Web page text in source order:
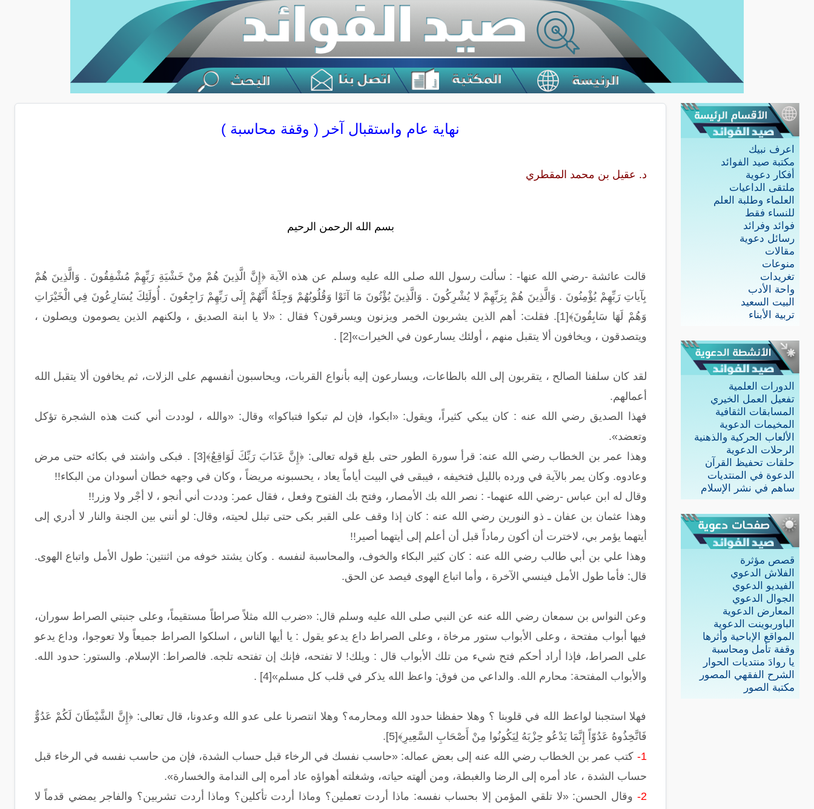
اعرف نبيك
مكتبة صيد الفوائد
أفكار دعوية
ملتقى الداعيات
العلماء وطلبة العلم
للنساء فقط
فوائد وفرائد
رسائل دعوية
مقالات
منوعات
تغريدات
واحة الأدب
البيت السعيد
تربية الأبناء
الدورات العلمية
تفعيل العمل الخيري
المسابقات الثقافية
المخيمات الدعوية
الألعاب الحركية والذهنية
الرحلات الدعوية
حلقات تحفيظ القرآن
الدعوة في المنتديات
ساهم في نشر الإسلام
قصص مؤثرة
الفلاش الدعوي
الفيديو الدعوي
الجوال الدعوي
المعارض الدعوية
الباوربوينت الدعوية
المواقع الإباحية وأثرها
وقفة تأمل ومحاسبة
يا روادَ منتديات الحوار
الشرح الفقهي المصور
مكتبة الصور
نهاية عام واستقبال آخر ( وقفة محاسبة )
د. عقيل بن محمد المقطري
بسم الله الرحمن الرحيم
قالت عائشة -رضي الله عنها- : سألت رسول الله صلى الله عليه وسلم عن هذه الآية ﴿إِنَّ الَّذِينَ هُمْ مِنْ خَشْيَةِ رَبِّهِمْ مُشْفِقُونَ . وَالَّذِينَ هُمْ
بِآياتِ رَبِّهِمْ يُؤْمِنُونَ . وَالَّذِينَ هُمْ بِرَبِّهِمْ لا يُشْرِكُونَ . وَالَّذِينَ يُؤْتُونَ مَا آتَوْا وَقُلُوبُهُمْ وَجِلَةٌ أَنَّهُمْ إِلَى رَبِّهِمْ رَاجِعُونَ . أُولَئِكَ يُسَارِعُونَ فِي الْخَيْرَاتِ
وَهُمْ لَهَا سَابِقُونَ﴾[1]. فقلت: أهم الذين يشربون الخمر ويزنون ويسرقون؟ فقال : «لا يا ابنة الصديق ، ولكنهم الذين يصومون ويصلون ،
ويتصدقون ، ويخافون ألا يتقبل منهم ، أولئك يسارعون في الخيرات»[2] .
لقد كان سلفنا الصالح ، يتقربون إلى الله بالطاعات، ويسارعون إليه بأنواع القربات، ويحاسبون أنفسهم على الزلات، ثم يخافون ألا يتقبل الله
أعمالهم.
فهذا الصديق رضي الله عنه : كان يبكي كثيراً، ويقول: «ابكوا، فإن لم تبكوا فتباكوا» وقال: «والله ، لوددت أني كنت هذه الشجرة تؤكل
وتعضد».
وهذا عمر بن الخطاب رضي الله عنه: قرأ سورة الطور حتى بلغ قوله تعالى: ﴿إِنَّ عَذَابَ رَبِّكَ لَوَاقِعٌ﴾[3] . فبكى واشتد في بكائه حتى مرض
وعادوه. وكان يمر بالآية في ورده بالليل فتخيفه ، فيبقى في البيت أياماً يعاد ، يحسبونه مريضاً ، وكان في وجهه خطان أسودان من البكاء!!
وقال له ابن عباس -رضي الله عنهما- : نصر الله بك الأمصار، وفتح بك الفتوح وفعل ، فقال عمر: وددت أني أنجو ، لا أجْر ولا وزر!!
وهذا عثمان بن عفان ـ ذو النورين رضي الله عنه : كان إذا وقف على القبر بكى حتى تبلل لحيته، وقال: لو أنني بين الجنة والنار لا أدري إلى
أيتهما يؤمر بي، لاخترت أن أكون رماداً قبل أن أعلم إلى أيتهما أصير!!
وهذا علي بن أبي طالب رضي الله عنه : كان كثير البكاء والخوف، والمحاسبة لنفسه . وكان يشتد خوفه من اثنتين: طول الأمل واتباع الهوى.
قال: فأما طول الأمل فينسي الآخرة ، وأما اتباع الهوى فيصد عن الحق.
وعن النواس بن سمعان رضي الله عنه عن النبي صلى الله عليه وسلم قال: «ضرب الله مثلاً صراطاً مستقيماً، وعلى جنبتي الصراط سوران،
فيها أبواب مفتحة ، وعلى الأبواب ستور مرخاة ، وعلى الصراط داع يدعو يقول : يا أيها الناس ، اسلكوا الصراط جميعاً ولا تعوجوا، وداع يدعو
على الصراط، فإذا أراد أحكم فتح شيء من تلك الأبواب قال : ويلك! لا تفتحه، فإنك إن تفتحه تلجه. فالصراط: الإسلام. والستور: حدود الله.
والأبواب المفتحة: محارم الله. والداعي من فوق: واعظ الله يذكر في قلب كل مسلم»[4] .
فهلا استجبنا لواعظ الله في قلوبنا ؟ وهلا حفظنا حدود الله ومحارمه؟ وهلا انتصرنا على عدو الله وعدونا، قال تعالى: ﴿إِنَّ الشَّيْطَانَ لَكُمْ عَدُوٌّ
فَاتَّخِذُوهُ عَدُوّاً إِنَّمَا يَدْعُو حِزْبَهُ لِيَكُونُوا مِنْ أَصْحَابِ السَّعِيرِ﴾[5].
1- كتب عمر بن الخطاب رضي الله عنه إلى بعض عماله: «حاسب نفسك في الرخاء قبل حساب الشدة، فإن من حاسب نفسه في الرخاء قبل
حساب الشدة ، عاد أمره إلى الرضا والغبطة، ومن ألهته حياته، وشغلته أهواؤه عاد أمره إلى الندامة والخسارة».
2-
وقال الحسن: «لا تلقي المؤمن إلا بحساب نفسه: ماذا أردت تعملين؟ وماذا أردت تأكلين؟ وماذا أردت تشربين؟ والفاجر يمضي قدماً لا